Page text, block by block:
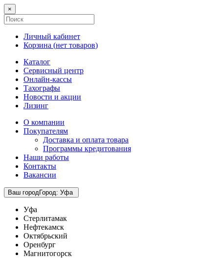
×
Личный кабинет
Корзина (нет товаров)
Каталог
Сервисный центр
Онлайн-кассы
Тахографы
Новости и акции
Лизинг
О компании
Покупателям
Доставка и оплата товара
Программы кредитования
Наши работы
Контакты
Вакансии
Ваш городГород: Уфа
Уфа
Стерлитамак
Нефтекамск
Октябрьский
Оренбург
Магнитогорск